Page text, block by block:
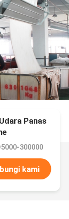
Panas
300000
kami